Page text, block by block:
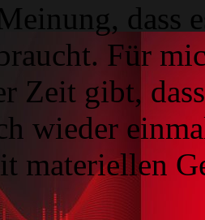
dass
Für
Zeit gibt,
wieder
materiellen